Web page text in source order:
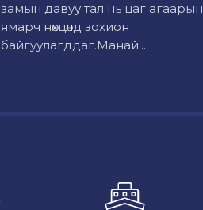
замын давуу тал нь цаг агаарын
ямарч нөхцөлд зохион
байгуулагддаг.Манай...